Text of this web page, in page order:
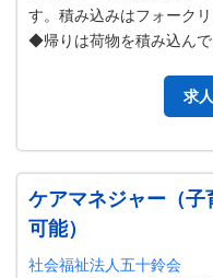
す。積み込みはフォーク
◆帰りは荷物を積み込ん
求
ケアマネジャー（
可能）
社会福祉法人五十鈴会